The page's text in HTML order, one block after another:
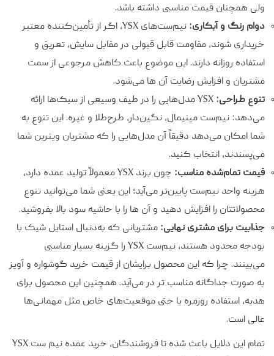
ولی همچنان قیمت مناسبی داشته باشد.
دوام رنگ و آبکاری:
نیم‌ست‌های YSX، اگر از تأمین‌کننده معتبر
خریداری شوند، مقاومت قابل قبولی در مقابل سایش، تعریق و
استفاده روزانه دارند. این موضوع باعث کاهش مرجوعی از سمت
مشتریان و افزایش رضایت آن ها می‌شود.
تنوع طراحی:
YSX مدل‌هایی را در طیف وسیعی از سبک‌ها ارائه
می‌دهد: نیم‌ست مینیمال، نگین‌دار، طرح‌طلا و غیره. این تنوع به
شما امکان می‌دهد دقیقاً آن مدل‌هایی را که مشتریان ویترین شما
می‌پسندند، انتخاب کنید.
قیمت تمام‌شده مناسب:
چون برند YSX معمولاً تولید عمده دارد،
هزینه واحد نیم‌ست پایین‌تر می‌آید؛ این یعنی شما می‌توانید تنوع
محصولاتتان را افزایش دهید و آن ها را با حاشیه سود بالا بفروشید.
جذابیت برای مشتری نهایی: مشتریانی که به‌دنبال استایل شیک با
بودجه محدود هستند، نیم‌ست YSX را گزینه بسیار مناسبی
می‌بینند. چرا که این محصول برایشان از قیمت خرید گوشواره و آویز
به صورت جداگانه مناسب تر در می‌آید. همچنین این محصول برای
هدیه، استفاده روزمره یا حتی موقعیت‌های خاص مثل مهمانی‌ها
عالی است.
تمام این دلایل باعث شده تا فروشندگان، خرید عمده نیم ست YSX